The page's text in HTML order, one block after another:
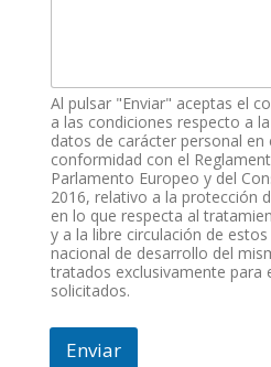
Al pulsar "Enviar" aceptas el
a las condiciones respecto a
datos de carácter personal
conformidad con el
Parlamento Europeo y del
2016, relativo a la protección
en lo que respecta al
y a la libre circulación de
nacional de desarrollo del
tratados exclusivamente para
solicitados.
Enviar